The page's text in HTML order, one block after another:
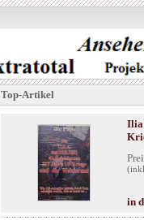
Top-Artikel
Ilia
in